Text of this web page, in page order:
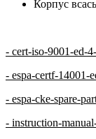
Корпус
- cert-iso-9001-ed-
- espa-certf-14001-
- espa-cke-spare-
- instruction-